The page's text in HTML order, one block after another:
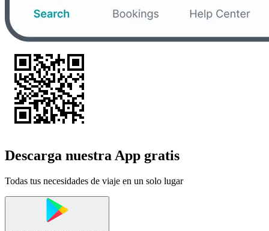
Descarga nuestra App gratis
Todas tus necesidades de viaje en un solo lugar